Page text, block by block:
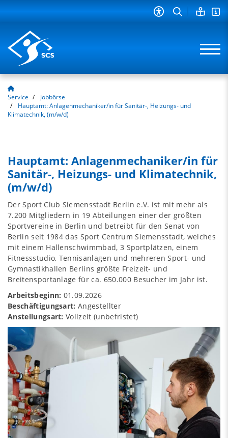
Service
Jobbörse
Hauptamt: Anlagenmechaniker/in für Sanitär-, Heizungs- und
Klimatechnik, (m/w/d)
Hauptamt: Anlagenmechaniker/in für
Sanitär-, Heizungs- und Klimatechnik,
(m/w/d)
Der Sport Club Siemensstadt Berlin e.V. ist mit mehr als
7.200 Mitgliedern in 19 Abteilungen einer der größten
Sportvereine in Berlin und betreibt für den Senat von
Berlin seit 1984 das Sport Centrum Siemensstadt, welches
mit einem Hallenschwimmbad, 3 Sportplätzen, einem
Fitnessstudio, Tennisanlagen und mehreren Sport- und
Gymnastikhallen Berlins größte Freizeit- und
Breitensportanlage für ca. 650.000 Besucher im Jahr ist.
Arbeitsbeginn: 01.09.2026
Beschäftigungsart: Angestellter
Anstellungsart: Vollzeit (unbefristet)